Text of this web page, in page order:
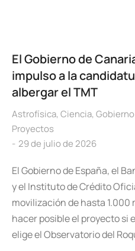
El Gobierno de
impulso a la
albergar el TMT
Astrofísica, Ciencia,
Proyectos
29 de julio de 2026
El Gobierno de España, el
y el Instituto de Crédito
movilización de hasta 1.000
hacer posible el proyecto
elige el Observatorio del